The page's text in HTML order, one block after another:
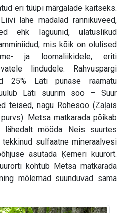
eri tüüpi märgalade kaitseks.
lahe madalad rannikuveed,
ehk laguunid, ulatuslikud
mis kõik on olulised
ja loomaliikidele, eriti
lindudele. Rahvuspargi
25% Läti punase raamatu
Läti suurim soo – Suur
teised, nagu Rohesoo (Zaļais
Metsa matkarada põikab
mööda. Neis suurtes
sulfaatne mineraalvesi
asutada Ķemeri kuurort.
kohtub Metsa matkarada
mõlemad suunduvad sama